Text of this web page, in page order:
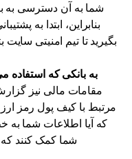
شما به آن دسترسی به
بنابراین، ابتدا به
بگیرید تا تیم امنیتی سایت
به بانکی که استفاده
مقامات مالی نیز
مرتبط با کیف پول رمز
که آیا اطلاعات شما به
شما کمک کنند